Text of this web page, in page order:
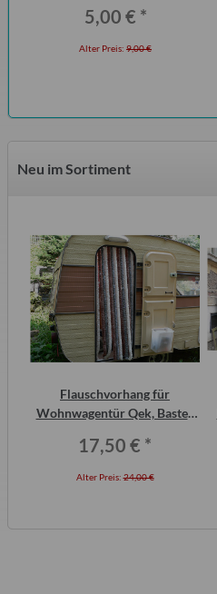
5,00 € *
Alter Preis: 9,00 €
Neu im Sortiment
Flauschvorhang für
Wohnwagentür Qek, Bastei,
17,50 € *
Alter Preis:24,00 €